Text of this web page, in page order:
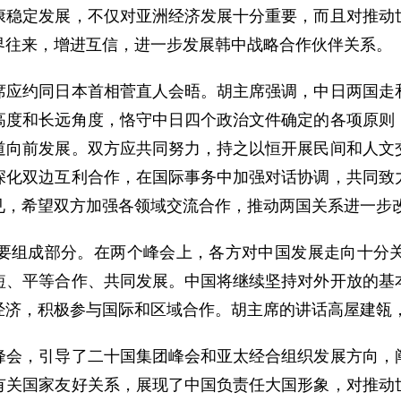
定发展，不仅对亚洲经济发展十分重要，而且对推
来，增进互信，进一步发展韩中战略合作伙伴关系。
同日本首相菅直人会晤。胡主席强调，中日两国走
和长远角度，恪守中日四个政治文件确定的各项原
前发展。双方应共同努力，持之以恒开展民间和人
双边互利合作，在国际事务中加强对话协调，共同
希望双方加强各领域交流合作，推动两国关系进一步
部分。在两个峰会上，各方对中国发展走向十分
平等合作、共同发展。中国将继续坚持对外开放的
，积极参与国际和区域合作。胡主席的讲话高屋建瓴
引导了二十国集团峰会和亚太经合组织发展方向，
国家友好关系，展现了中国负责任大国形象，对推